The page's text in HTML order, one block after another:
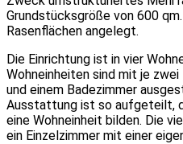
Grundstücksgröße von 600
Rasenflächen angelegt.
Die Einrichtung ist in vier
Wohneinheiten sind mit je zwei
und einem Badezimmer
Ausstattung ist so aufgeteilt,
eine Wohneinheit bilden. Die
ein Einzelzimmer mit einer